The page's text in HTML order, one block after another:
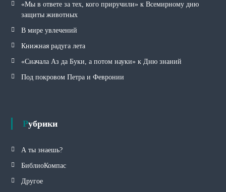
«Мы в ответе за тех, кого приручили» к Всемирному дню
защиты животных
В мире увлечений
Книжная радуга лета
«Сначала Аз да Буки, а потом науки» к Дню знаний
Под покровом Петра и Февронии
Рубрики
А ты знаешь?
БиблиоКомпас
Другое